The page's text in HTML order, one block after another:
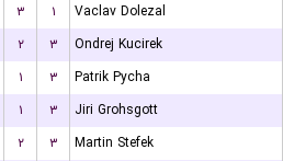
۳ ۱
Vaclav Dolezal
۲ ۳
Ondrej Kucirek
۱ ۳
Patrik Pycha
۱ ۳
Jiri Grohsgott
۲ ۳
Martin Stefek